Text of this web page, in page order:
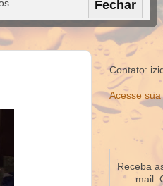
Contato:
Acesse sua
Receba
mail.
Fechar